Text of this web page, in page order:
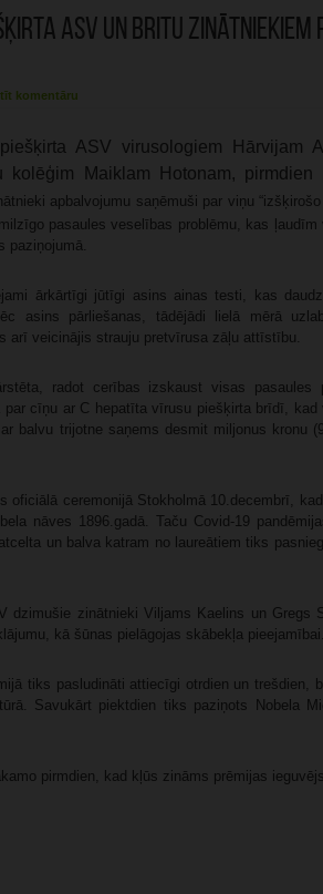
ASV un britu zinātniekiem
komentāru
ASV virusologiem Hārvijam
Maiklam Hotonam, pirmdien
apbalvojumu saņēmuši par viņu “izšķirošo
pasaules veselības problēmu, kas ļaudīm
paziņojumā.
ārkārtīgi jūtīgi asins ainas testi, kas
asins pārliešanas, tādējādi lielā mērā
arī veicinājis strauju pretvīrusa zāļu attīstību.
radot cerības izskaust visas pasaules
par cīņu ar C hepatīta vīrusu piešķirta brīdī, kad
balvu trijotne saņems desmit miljonus kronu
oficiālā ceremonijā Stokholmā 10.decembrī,
nāves 1896.gadā. Taču Covid-19
un balva katram no laureātiem tiks
dzimušie zinātnieki Viljams Kaelins un Gregs
kā šūnas pielāgojas skābekļa pieejamībai.
tiks pasludināti attiecīgi otrdien un trešdien,
Savukārt piektdien tiks paziņots Nobela
pirmdien, kad kļūs zināms prēmijas